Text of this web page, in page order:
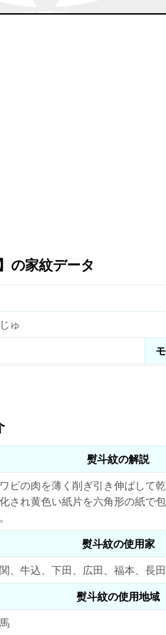
の家紋データ
ゅ
熨斗紋の解説
ビの肉を薄く削ぎ引き伸ばして
され黄色い紙片を六角形の紙で
熨斗紋の使用家
、牛込、下田、広田、福本、長
熨斗紋の使用地域